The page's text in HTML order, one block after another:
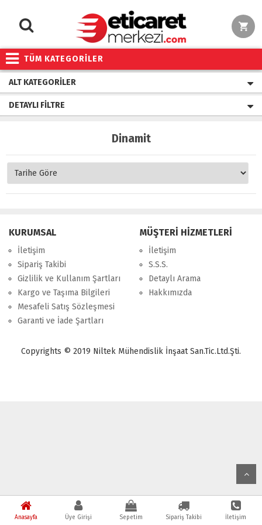
TÜM KATEGORİLER
Anasayfa Üye Girişi Sepetim Sipariş Takibi İletişim
ALT KATEGORILER
DETAYLI FILTRE
Dinamit
KURUMSAL
İletişim
Sipariş Takibi
Gizlilik ve Kullanım Şartları
Kargo ve Taşıma Bilgileri
Mesafeli Satış Sözleşmesi
Garanti ve İade Şartları
MÜŞTERİ HİZMETLERİ
İletişim
S.S.S.
Detaylı Arama
Hakkımızda
Copyrights © 2019 Niltek Mühendislik İnşaat San.Tic.Ltd.Şti.